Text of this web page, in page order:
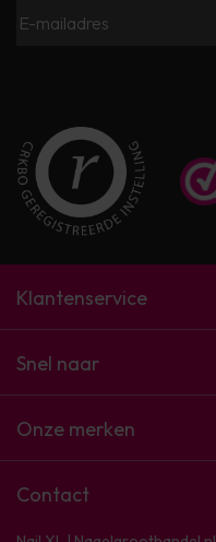
Klantenservice
Snel naar
Onze merken
Contact